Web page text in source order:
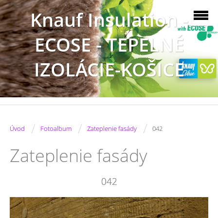
Knauf Insulation -
ECOSE - TEPELNÉ
IZOLÁCIE-KOŠICE
Úvod / Fotoalbum / Zateplenie fasády / 042
Zateplenie fasády
042